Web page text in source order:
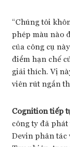
“Chúng tôi
phép màu nào
của công cụ
điểm hạn chế
giải thích. Vị
viên rút ngắn
Cognition tiếp
công ty đã
Devin phân tác